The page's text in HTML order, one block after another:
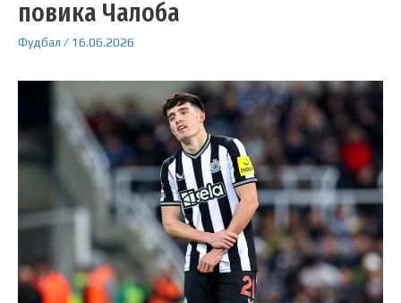
повика Чалоба
Фудбал / 16.06.2026